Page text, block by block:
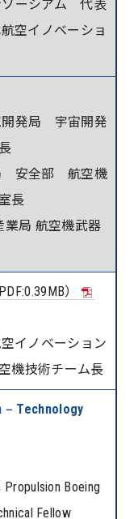
ーシアム 代表
空イノベーショ
発局 宇宙開発
安全部 航空機
長
局 航空機武器
）
イノベーション
機技術チーム長
‒ Technology
Boeing
Fellow